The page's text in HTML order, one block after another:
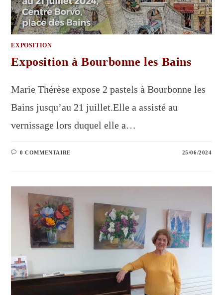
EXPOSITION
Exposition à Bourbonne les Bains
Marie Thérèse expose 2 pastels à Bourbonne les
Bains jusqu’au 21 juillet.Elle a assisté au
vernissage lors duquel elle a…
0 COMMENTAIRE 25/06/2024